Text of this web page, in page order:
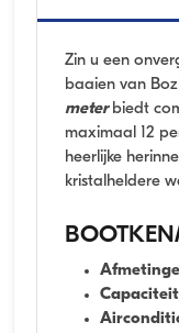
Zin u een
baaien van
meterbiedt
maximaal 12
heerlijke
kristalheldere